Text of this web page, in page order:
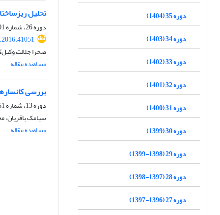
تحلیل
دوره 26، شماره 101، پاییز 1395، صفحه
صحرا جلالت وکیل‌کندی، مجید
مشاهده مقاله
بررسی
دوره 13، شماره 51-52، پاییز 1383، صفحه
سیامک
مشاهده مقاله
دوره 35 (1404)
دوره 34 (1403)
دوره 33 (1402)
دوره 32 (1401)
دوره 31 (1400)
دوره 30 (1399)
دوره 29 (1398-1399)
دوره 28 (1397-1398)
دوره 27 (1396-1397)